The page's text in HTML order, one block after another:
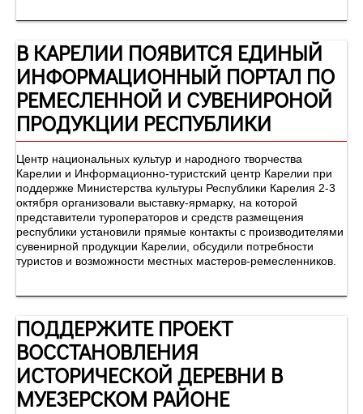
В КАРЕЛИИ ПОЯВИТСЯ ЕДИНЫЙ
ИНФОРМАЦИОННЫЙ ПОРТАЛ ПО
РЕМЕСЛЕННОЙ И СУВЕНИРОНОЙ
ПРОДУКЦИИ РЕСПУБЛИКИ
Центр национальных культур и народного творчества
Карелии и Информационно-туристский центр Карелии при
поддержке Министерства культуры Республики Карелия 2-3
октября организовали выставку-ярмарку, на которой
представители туроператоров и средств размещения
республики установили прямые контакты с производителями
сувенирной продукции Карелии, обсудили потребности
туристов и возможности местных мастеров-ремесленников.
ПОДДЕРЖИТЕ ПРОЕКТ
ВОССТАНОВЛЕНИЯ
ИСТОРИЧЕСКОЙ ДЕРЕВНИ В
МУЕЗЕРСКОМ РАЙОНЕ